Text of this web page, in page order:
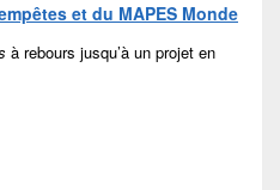
et du MAPES Monde
à rebours jusqu’à un projet en